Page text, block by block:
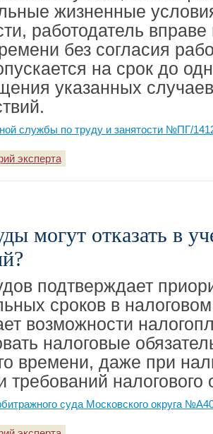
жизненные
работодатель
без согласия
на срок до
указанных
службы по труду и занятости №ПГ/
эксперта
могут отказать в
подтверждает
сроков в
возможности
налоговые
времени, даже при
требований налогового
суда Московского округа